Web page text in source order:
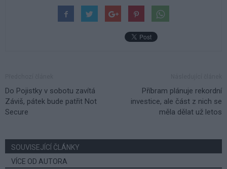
Do Pojistky v sobotu zavítá
Záviš, pátek bude patřit Not
Secure
Příbram plánuje rekordní
investice, ale část z nich se
měla dělat už letos
SOUVISEJÍCÍ ČLÁNKY
VÍCE OD AUTORA